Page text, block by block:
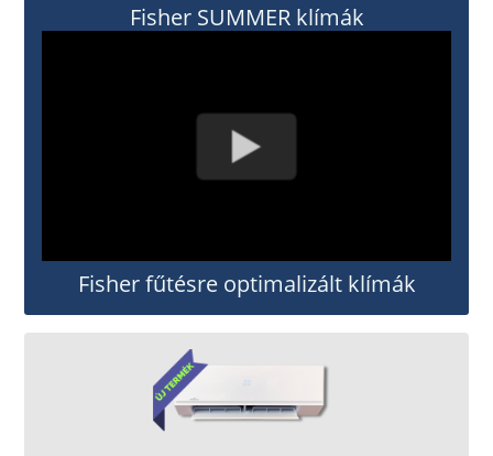
Fisher SUMMER klímák
Fisher fűtésre optimalizált klímák